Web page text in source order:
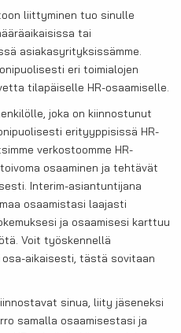
liittyminen tuo sinulle
tai
asiakasyrityksissämme.
eri toimialojen
tilapäiselle HR-osaamiselle.
joka on kiinnostunut
erityyppisissä HR-
verkostoomme HR-
osaaminen ja tehtävät
Interim-asiantuntijana
osaamistasi laajasti
ja osaamisesi karttuu
Voit työskennellä
aikaisesti, tästä sovitaan
sinua, liity jäseneksi
samalla osaamisestasi ja